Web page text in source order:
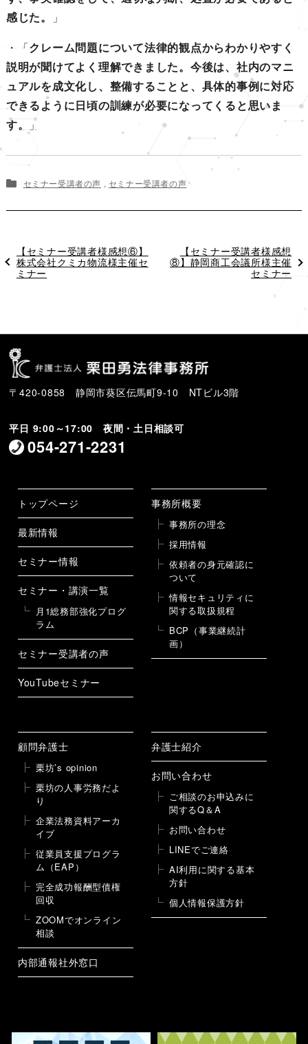
感じた。
」
・「クレーム問題について法律的観点からわかりやすく
説明が聞けてよく理解できました。今後は、社内のマニ
ュアルを成文化し、整備することと、具体的事例に対応
できるように日頃の訓練が必要になってくると思いま
す。
」
セミナー受講者の声 , セミナー受講者の声
過
去
の
【セミナー受講者様感想⑥】
株式会社クミカ物流様主催セ
ミナー
次
の
【セミナー受講者様感想
⑧】静岡商工会議所様主催
セミナー
〒420-0858 静岡市葵区伝馬町9-10 NTビル3階
平日 9:00～17:00 夜間・土日相談可
054-271-2231
トップページ
最新情報
セミナー情報
セミナー・講演一覧
月1総務部強化プログ
ラム
セミナー受講者の声
YouTubeセミナー
事務所概要
事務所の理念
採用情報
依頼者の身元確認に
ついて
情報セキュリティに
関する取扱規程
BCP（事業継続計
画）
顧問弁護士
栗坊’s opinion
栗坊の人事労務だよ
り
企業法務資料アーカ
イブ
従業員支援プログラ
ム（EAP）
完全成功報酬型債権
回収
ZOOMでオンライン
相談
内部通報社外窓口
弁護士紹介
お問い合わせ
ご相談のお申込みに
関するQ＆A
お問い合わせ
LINEでご連絡
AI利用に関する基本
方針
個人情報保護方針